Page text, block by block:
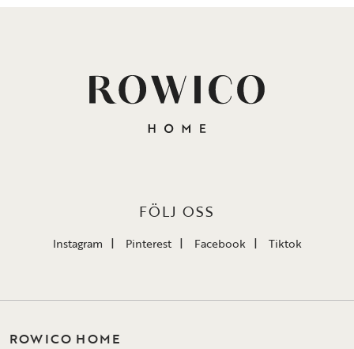
FÖLJ OSS
Instagram Pinterest Facebook Tiktok
ROWICO HOME